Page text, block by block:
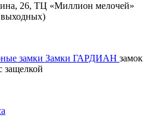
26, ТЦ «Миллион мелочей»
выходных)
замки Замки ГАРДИАН замок
защелкой